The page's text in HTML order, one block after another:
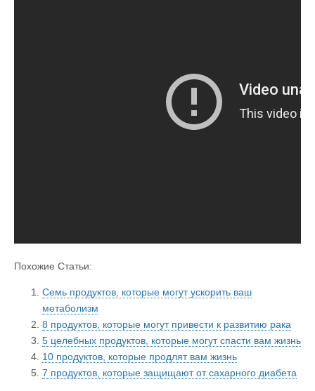
Похожие Статьи:
Семь продуктов, которые могут ускорить ваш
метаболизм
8 продуктов, которые могут привести к развитию рака
5 целебных продуктов, которые могут спасти вам жизнь
10 продуктов, которые продлят вам жизнь
7 продуктов, которые защищают от сахарного диабета